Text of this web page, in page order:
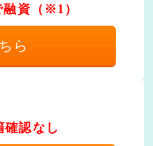
融資（※1）
ら
確認なし